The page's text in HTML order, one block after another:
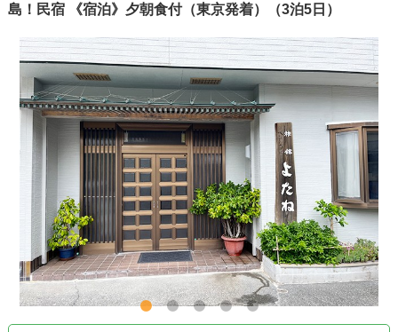
島！民宿 《宿泊》夕朝食付（東京発着）（3泊5日）